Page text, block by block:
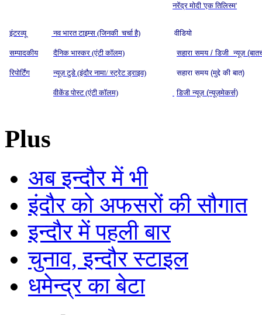
नरेंद्र मोदी 'एक तिलिस्म'
इंटरव्यू नव भारत टाइम्स (जिनकी चर्चा है) वीडियो
सम्पादकीय दैनिक भास्कर (एंटी कॉलम) सहारा समय / डिजी न्यूज़
रिपोर्टिंग न्यूज़ टुडे (इंदौर नामा/ स्ट्रेट ड्राइव) सहारा समय (मुद्दे की बात)
वीकेंड पोस्ट (एंटी कॉलम) डिजी न्यूज़ (न्यूज़मेकर्स)
Plus
अब इन्दौर में भी
इंदौर को अफसरों की सौगात
इन्दौर में पहली बार
चुनाव, इन्दौर स्टाइल
धमेन्द्र का बेटा